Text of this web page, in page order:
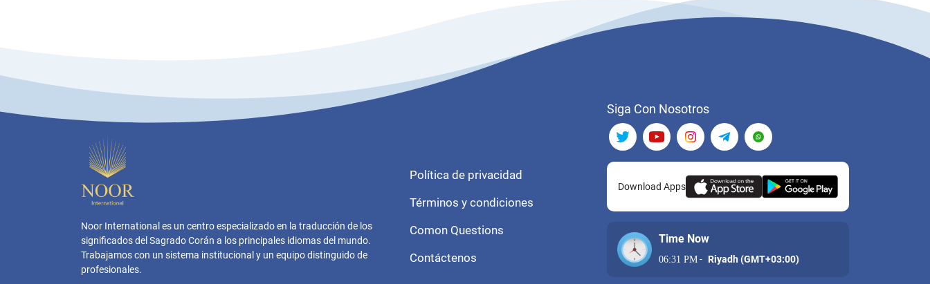
Noor International es un centro especializado en la traducción de los
significados del Sagrado Corán a los principales idiomas del mundo.
Trabajamos con un sistema institucional y un equipo distinguido de
profesionales.
Política de privacidad
Términos y condiciones
Comon Questions
Contáctenos
Siga Con Nosotros
Download Apps
Time Now
06:31 PM - Riyadh (GMT+03:00)